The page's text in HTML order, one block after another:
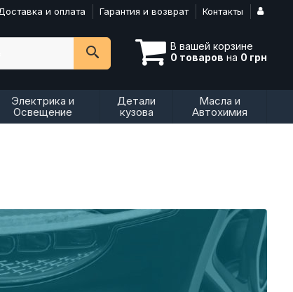
Доставка и оплата Гарантия и возврат Контакты
В вашей корзине
0 товаров на 0 грн
Электрика и
Освещение
Детали
кузова
Масла и
Автохимия